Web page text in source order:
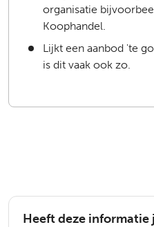
organisatie
Koophandel.
Lijkt een aanbod 'te
is dit vaak ook zo.
Heeft deze informatie